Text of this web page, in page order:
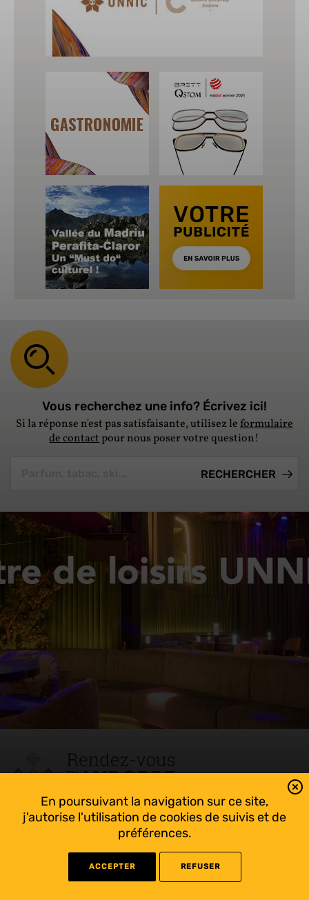
En poursuivant la navigation sur ce site,
j'autorise l'utilisation de cookies de suivis et de
préférences.
ACCEPTER REFUSER
Vous recherchez une info? Écrivez ici!
Si la réponse n'est pas satisfaisante, utilisez leformulaire
de contactpour nous poser votre question!
Tout suivre sur l’Andorre!
Facebook